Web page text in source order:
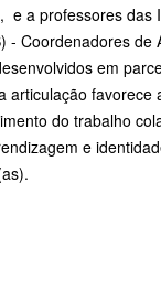
e a professores das
- Coordenadores de
em
articulação favorece
do trabalho
e